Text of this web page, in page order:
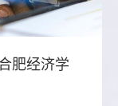
肥经济学